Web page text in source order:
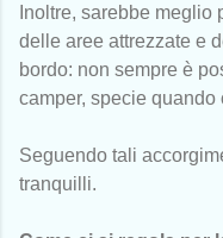
Inoltre, sarebbe
delle aree attrezzate e
bordo: non sempre è
camper, specie quando
Seguendo tali
tranquilli.